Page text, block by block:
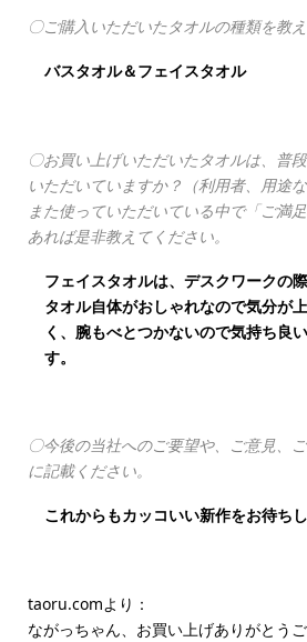
〇ご購入いただいたタオルの種類を教え
バスタオル＆フェイスタオル
〇お買い上げいただいたタオルは、普
いただいていますか？（利用者、用途な
また使っていただいている中で「ご満
あれば是非教えてください。
フェイスタオルは、デスクワークの
タオル自体がおしゃれなので気分が
く、腕もべとつかないので気持ち良
す。
〇今後の当社へのご要望や、ご意見、
に記載ください。
これからもカッコいい新作をお待ち
taoru.comより：
ながっちゃん、お買い上げありがとうご